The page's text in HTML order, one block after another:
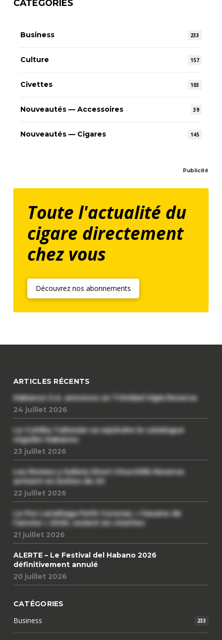
CATÉGORIES
Business 233
Culture 157
Civettes 103
Nouveautés — Accessoires 39
Nouveautés — Cigares 145
Publicité
Toute l'actualité du
cigare directement
chez vous
Découvrez nos abonnements
ARTICLES RÉCENTS
Habanos S.A. annonce un Trinidad Vigia Reserva
24 juillet 2026
Le Cohiba Talismán va rejoindre le catalogue
régulier Habanos
23 juillet 2026
Les Romeo y Julieta Short Churchills Reserva
arrivent en boîtes de 20
22 juillet 2026
Le Por Larrañaga Petit Coronas, « havane de
l’année » 2026, revient en civettes
21 juillet 2026
ALERTE – Le Festival del Habano 2026
définitivement annulé
20 juillet 2026
CATÉGORIES
Business 233